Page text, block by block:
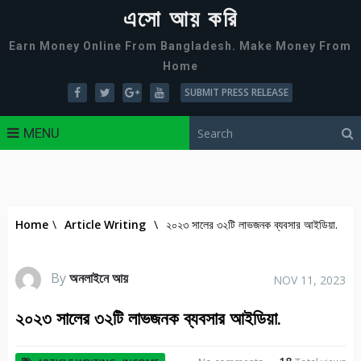
এসো আয় করি
Earn Money Online From Bangladesh. Make Money From
Home
SUBMIT PRESS RELEASE
MENU
Home \ Article Writing \ ২০২৩ সালের ৩২টি লাভজনক ব্যবসার আইডিয়া.
Byঅনলাইনে আয় NOV 11, 2023
২০২৩ সালের ৩২টি লাভজনক ব্যবসার আইডিয়া.